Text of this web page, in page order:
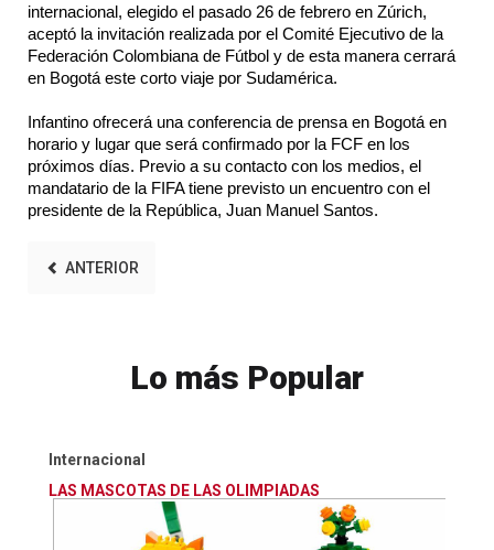
internacional, elegido el pasado 26 de febrero en Zúrich,
aceptó la invitación realizada por el Comité Ejecutivo de la
Federación Colombiana de Fútbol y de esta manera cerrará
en Bogotá este corto viaje por Sudamérica.
Infantino ofrecerá una conferencia de prensa en Bogotá en
horario y lugar que será confirmado por la FCF en los
próximos días. Previo a su contacto con los medios, el
mandatario de la FIFA tiene previsto un encuentro con el
presidente de la República, Juan Manuel Santos.
ANTERIOR
Lo más Popular
Internacional
LAS MASCOTAS DE LAS OLIMPIADAS